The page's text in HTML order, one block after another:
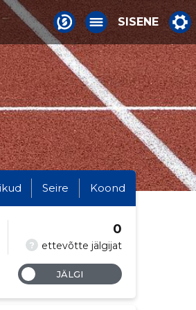
SISENE
Seire Koond
? ettevõtte jälgijat
0
JÄLGI